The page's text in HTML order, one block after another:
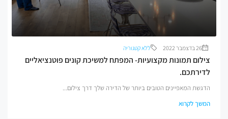
ללא קטגוריה
תמונות מקצועיות- המפתח למשיכת קונים פוטנציאליים
המאפיינים הטובים ביותר של הדירה שלך דרך צילום...
לקרוא